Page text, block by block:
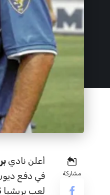
مشاركة
أعلن نادي
في دفع
لعب بريشيا